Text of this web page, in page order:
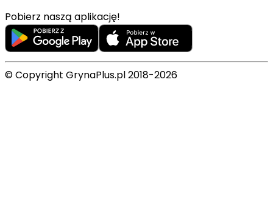
Pobierz naszą aplikację!
© Copyright GrynaPlus.pl 2018-2026